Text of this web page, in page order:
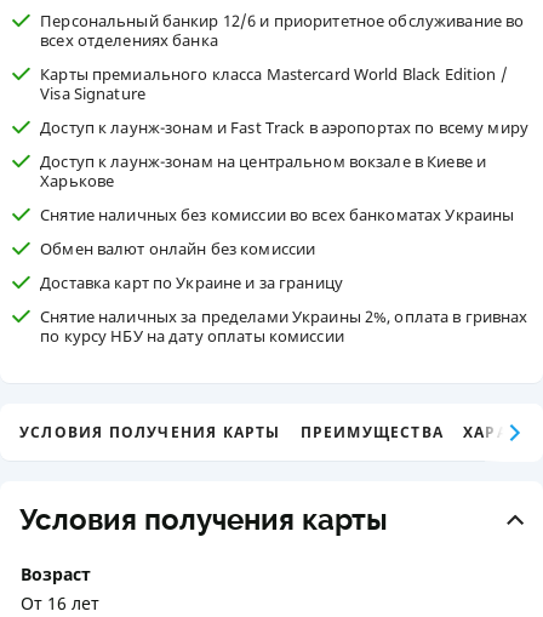
Персональный банкир 12/6 и приоритетное обслуживание во
всех отделениях банка
Карты премиального класса Mastercard World Black Edition /
Visa Signature
Доступ к лаунж-зонам и Fast Track в аэропортах по всему миру
Доступ к лаунж-зонам на центральном вокзале в Киеве и
Харькове
Снятие наличных без комиссии во всех банкоматах Украины
Обмен валют онлайн без комиссии
Доставка карт по Украине и за границу
Снятие наличных за пределами Украины 2%, оплата в гривнах
по курсу НБУ на дату оплаты комиссии
УСЛОВИЯ ПОЛУЧЕНИЯ КАРТЫ ПРЕИМУЩЕСТВА
Условия получения карты
Возраст
От 16 лет